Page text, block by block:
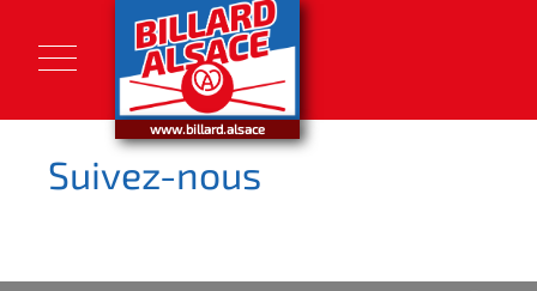
content
www.billard.alsace
Suivez-nous